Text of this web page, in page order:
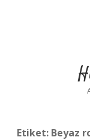
Etiket: Beyaz